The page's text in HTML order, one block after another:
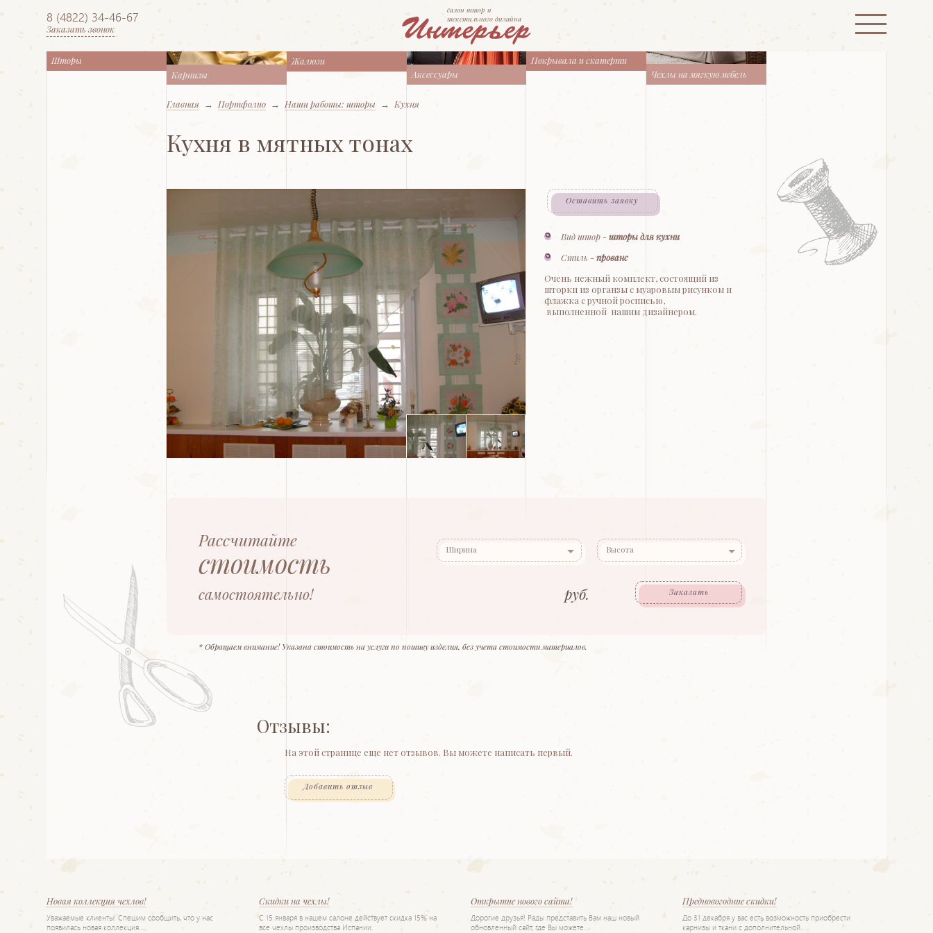
8 (4822) 34-46-67
Заказать звонок
cалон штор и
текстильного дизайна
Шторы
Карнизы
Жалюзи
Аксессуары
Покрывала и скатерти
Чехлы на мягкую мебель
Главная → Портфолио → Наши работы: шторы → Кухня
Кухня в мятных тонах
Оставить заявку
Вид штор -шторы для кухни
Стиль -прованс
Очень нежный комплект, состоящий из
шторки из органзы с муаровым рисунком и
флажка с ручной росписью,
выполненной нашим дизайнером.
Рассчитайте
стоимость
самостоятельно!
Ширина Высота
руб. Заказать
* Обращаем внимание! Указана стоимость на услуги по пошиву изделия, без учета стоимости материалов.
Отзывы:
На этой странице еще нет отзывов. Вы можете написать первый.
Добавить отзыв
Новая коллекция чехлов!
Уважаемые клиенты! Спешим сообщить, что у нас
появилась новая коллекция…
Скидки на чехлы!
С 15 января в нашем салоне действует скидка 15% на
все чехлы производства Испании.
Открытие нового сайта!
Дорогие друзья! Рады представить Вам наш новый
обновленный сайт, где Вы можете…
Предновогодние скидки!
До 31 декабря у вас есть возможность приобрести
карнизы и ткани с дополнительной…